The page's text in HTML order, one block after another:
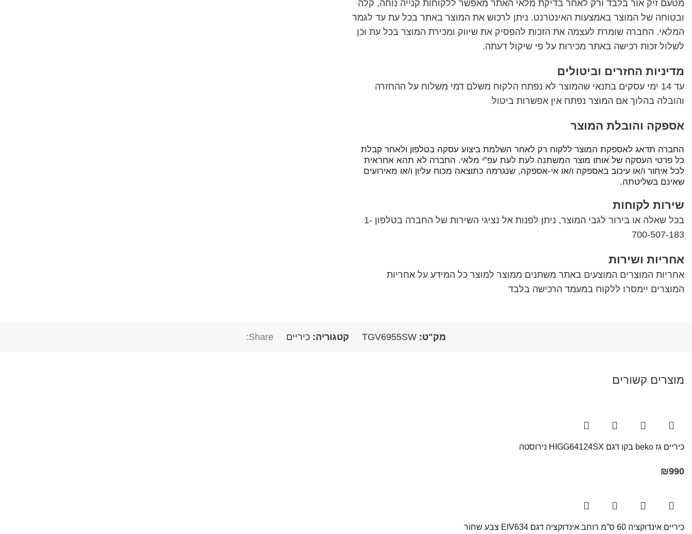
מטעם זיק אור בלבד ורק לאחר בדיקת מלאי האתר מאפשר ללקוחות קנייה נוחה, קלה
ובטוחה של המוצר באמצעות האינטרנט. ניתן לרכוש את המוצר באתר בכל עת עד לגמר
המלאי. החברה שומרת לעצמה את הזכות להפסיק את שיווק ומכירת המוצר בכל עת וכן
לשלול זכות רכישה באתר מכירות על פי שיקול דעתה.
מדיניות החזרים וביטולים
עד 14 ימי עסקים בתנאי שהמוצר לא נפתח הלקוח משלם דמי משלוח על ההחזרה
והובלה בהלוך אם המוצר נפתח אין אפשרות ביטול
אספקה והובלת המוצר
החברה תדאג לאספקת המוצר ללקוח רק לאחר השלמת ביצוע עסקה בטלפון ולאחר קבלת
כל פרטי העסקה של אותו מוצר המשתנה לעת לעת עפ”י מלאי. החברה לא תהא אחראית
לכל איחור ו/או עיכוב באספקה ו/או אי-אספקה, שנגרמה כתוצאה מכוח עליון ו/או מאירועים
שאינם בשליטתה.
שירות לקוחות
בכל שאלה או בירור לגבי המוצר, ניתן לפנות אל נציגי השירות של החברה בטלפון 1-
700-507-183
אחריות ושירות
אחריות המוצרים המוצעים באתר משתנים ממוצר למוצר כל המידע על אחריות
המוצרים יימסרו ללקוח במעמד הרכישה בלבד
מק"ט: TGV6955SW קטגוריה: כיריים Share:
מוצרים קשורים
כיריים גז beko בקו דגם HIGG64124SX נירוסטה
₪990
כיריים אינדוקציה 60 ס”מ רוחב אינדוקציה דגם EIV634 צבע שחור